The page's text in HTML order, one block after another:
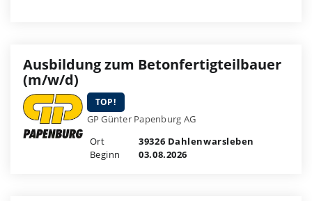
Ausbildung zum Betonfertigteilbauer
(m/w/d)
TOP!
GP Günter Papenburg AG
Ort
39326 Dahlenwarsleben
Beginn
03.08.2026